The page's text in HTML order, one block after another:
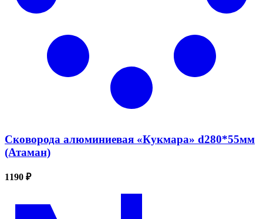
Сковорода алюминиевая «Кукмара» d280*55мм
(Атаман)
1190 ₽